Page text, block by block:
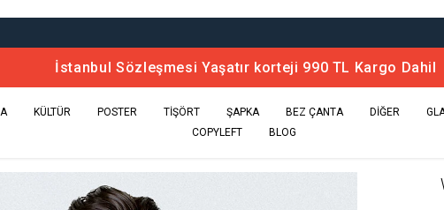
Rakı Şarap Kitapları 490 TL Kargo Dahil (Kelimeli
KÜLTÜR POSTER TİŞÖRT ŞAPKA BEZ ÇANTA DİĞER
COPYLEFT
BLOG